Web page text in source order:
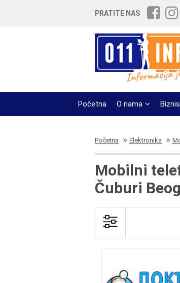
PRATITE NAS
Početna O nama
Početna Elektronika
Mobilni
Čuburi